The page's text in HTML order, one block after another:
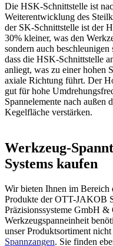
Die HSK-Schnittstelle ist
Weiterentwicklung des
der SK-Schnittstelle ist der
30% kleiner, was den
sondern auch
dass die HSK-Schnittstelle
anliegt, was zu einer hohen
axiale Richtung führt. Der
gut für hohe
Spannelemente nach außen
Kegelfläche verstärken.
Werkzeug-
Systems kaufen
Wir bieten Ihnen im Bereich
Produkte der OTT-JAKOB
Präzisionssysteme GmbH
Werkzeugspanneinheit
unser Produktsortiment
Spannzangen. Sie finden